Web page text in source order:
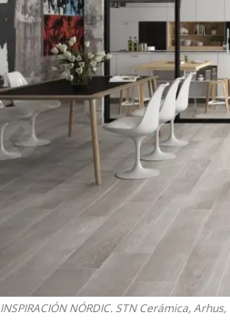
INSPIRACIÓN NÓRDIC. STN Cerámica,